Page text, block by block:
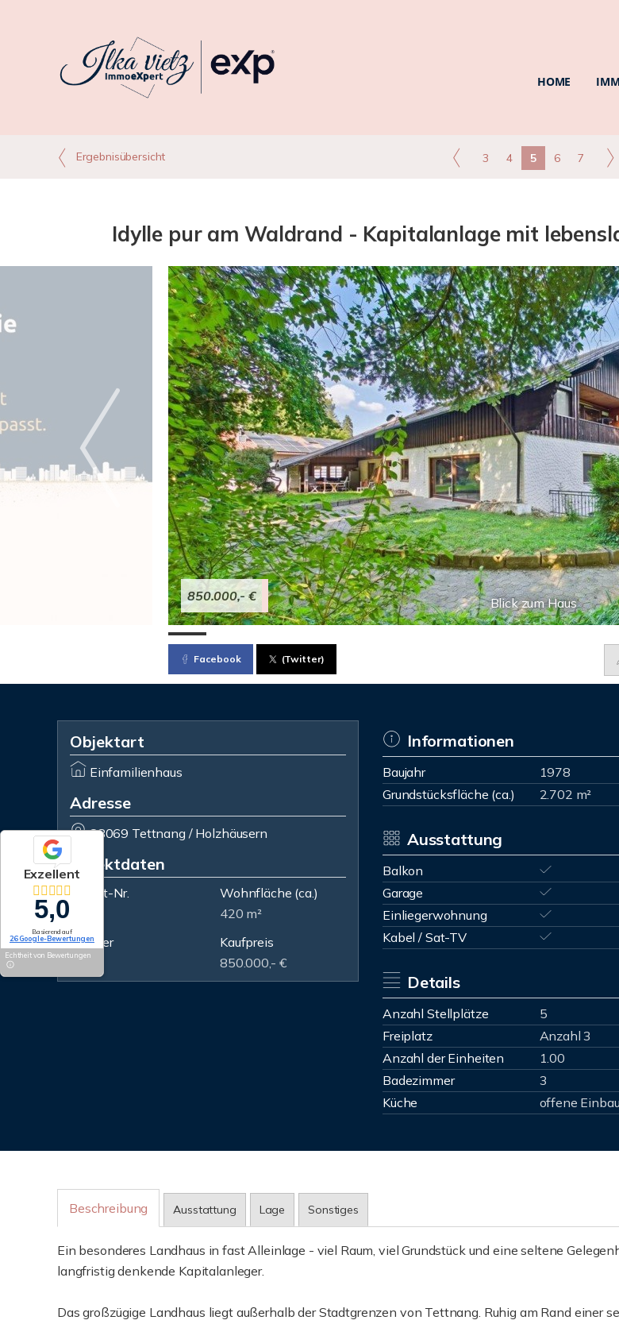
HOME
Ergebnisübersicht 3 4 5 6 7
Idylle pur am Waldrand - Kapitalanlage mit
Blick zum Haus
850.000,- €
Facebook (Twitter)
Objektart
Einfamilienhaus
Adresse
88069 Tettnang / Holzhäusern
Objektdaten
Objekt-Nr.
Wohnfläche (ca.)
420 m²
Zimmer
12
Kaufpreis
850.000,- €
Informationen
Baujahr 1978
Grundstücksfläche (ca.)
2.702 m²
Ausstattung
Balkon
Garage
Einliegerwohnung
Kabel / Sat-TV
Details
Anzahl Stellplätze 5
Freiplatz
Anzahl 3
Anzahl der Einheiten
1.00
Badezimmer
3
Küche
offene
Beschreibung Ausstattung Lage Sonstiges
Ein besonderes Landhaus in fast Alleinlage - viel Raum, viel Grundstück und eine seltene
langfristig denkende Kapitalanleger.
Das großzügige Landhaus liegt außerhalb der Stadtgrenzen von Tettnang. Ruhig am Rand einer
Exzellent
5,0
Basierend auf
26 Google-Bewertungen
Echtheit von Bewertungen